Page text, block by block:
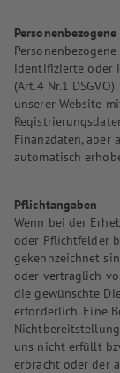
identifizierte oder
(Art.4 Nr.1
unserer Website
Finanzdaten, aber
automatisch
Pflichtangaben
Wenn bei der
oder Pflichtfelder
gekennzeichnet
oder vertraglich
die gewünschte
erforderlich. Eine
uns nicht erfüllt
erbracht oder der